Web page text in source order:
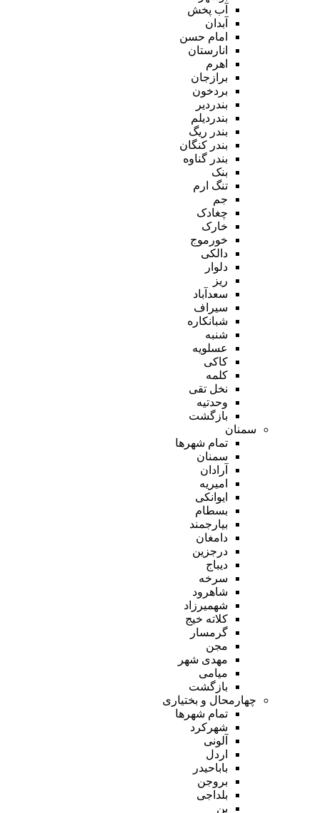
آب پخش
آبدان
امام حسن
انارستان
اهرم
برازجان
بردخون
بندردیر
بندردیلم
بندر ریگ
بندر کنگان
بندر گناوه
بنک
تنگ ارم
جم
چغادک
خارک
خورموج
دالکی
دلوار
ریز
سعدآباد
سیراف
شبانکاره
شنبه
عسلویه
کاکی
کلمه
نخل تقی
وحدتیه
بازگشت
سمنان
تمام شهر‌ها
سمنان
آرادان
امیریه
ایوانکی
بسطام
بیارجمند
دامغان
درجزین
دیباج
سرخه
شاهرود
شهمیرزاد
کلاته خیج
گرمسار
مجن
مهدی شهر
میامی
بازگشت
چهارمحال و بختیاری
تمام شهر‌ها
شهرکرد
آلونی
اردل
باباحیدر
بروجن
بلداجی
بن